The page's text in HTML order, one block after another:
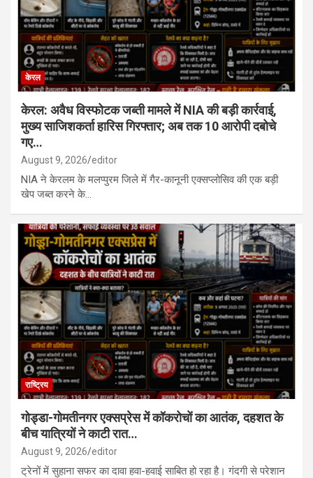
केरल
केरल: अवैध विस्फोटक जब्ती मामले में NIA की बड़ी कार्रवाई,
मुख्य साजिशकर्ता हारिस गिरफ्तार; अब तक 10 आरोपी दबोचे
गए…
August 9, 2026 editor
NIA ने केरलम के मलप्पुरम जिले में गैर-कानूनी एक्सप्लोसिव की एक बड़ी
खेप जब्त करने के…
राष्ट्रिय
गोड्डा-गोमतीनगर एक्सप्रेस में कॉकरोचों का आतंक, दहशत के
बीच यात्रियों ने काटी रात…
August 9, 2026 editor
ट्रेनों में सुहाना सफर का दावा हवा-हवाई साबित हो रहा है। गंदगी से परेशान